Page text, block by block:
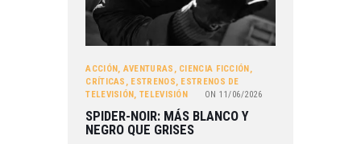
ACCIÓN , AVENTURAS , CIENCIA FICCIÓN ,
CRÍTICAS , ESTRENOS, ESTRENOS DE
TELEVISIÓN , TELEVISIÓN ON 11/06/2026
SPIDER-NOIR: MÁS BLANCO Y
NEGRO QUE GRISES